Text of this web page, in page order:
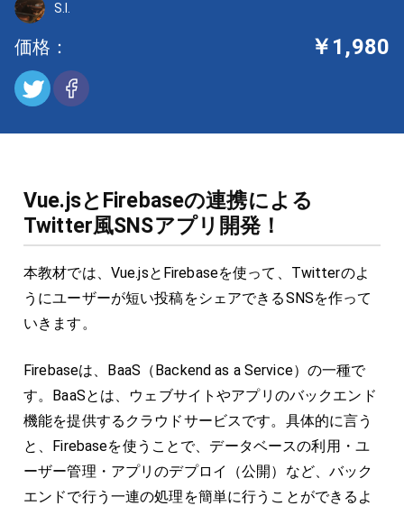
S.I.
価格： ￥1,980
Vue.jsとFirebaseの連携による
Twitter風SNSアプリ開発！
本教材では、Vue.jsとFirebaseを使って、Twitterのよ
うにユーザーが短い投稿をシェアできるSNSを作って
いきます。
Firebaseは、BaaS（Backend as a Service）の一種で
す。BaaSとは、ウェブサイトやアプリのバックエンド
機能を提供するクラウドサービスです。具体的に言う
と、Firebaseを使うことで、データベースの利用・ユ
ーザー管理・アプリのデプロイ（公開）など、バック
エンドで行う一連の処理を簡単に行うことができるよ